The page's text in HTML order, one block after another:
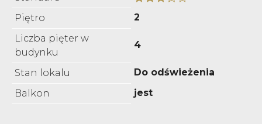
Piętro
2
Liczba pięter w
budynku
4
Stan lokalu
Do odświeżenia
Balkon
jest